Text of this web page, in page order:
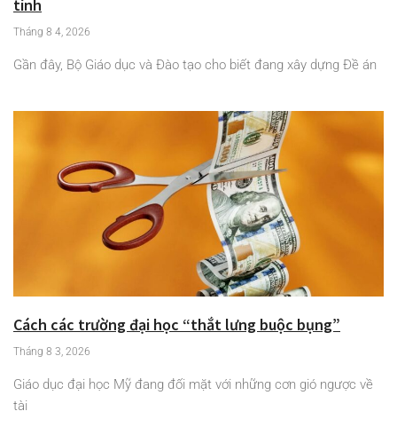
tính
Tháng 8 4, 2026
Gần đây, Bộ Giáo dục và Đào tạo cho biết đang xây dựng Đề án
Cách các trường đại học “thắt lưng buộc bụng”
Tháng 8 3, 2026
Giáo dục đại học Mỹ đang đối mặt với những cơn gió ngược về
tài